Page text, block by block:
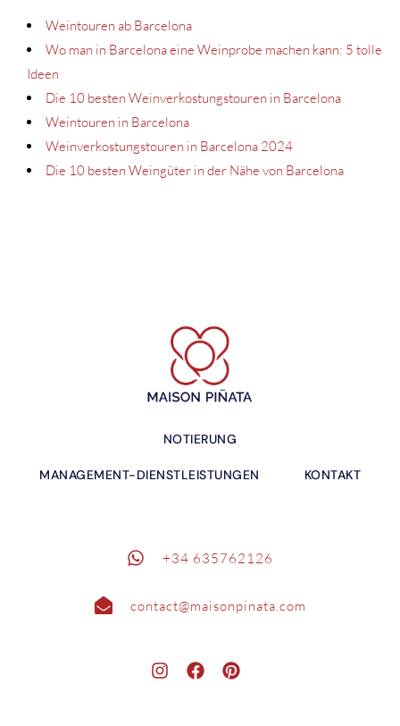
Weintouren ab Barcelona
Wo man in Barcelona eine Weinprobe machen kann: 5 tolle
Ideen
Die 10 besten Weinverkostungstouren in Barcelona
Weintouren in Barcelona
Weinverkostungstouren in Barcelona 2024
Die 10 besten Weingüter in der Nähe von Barcelona
NOTIERUNG
MANAGEMENT-DIENSTLEISTUNGEN KONTAKT
+34 635762126
contact@maisonpinata.com